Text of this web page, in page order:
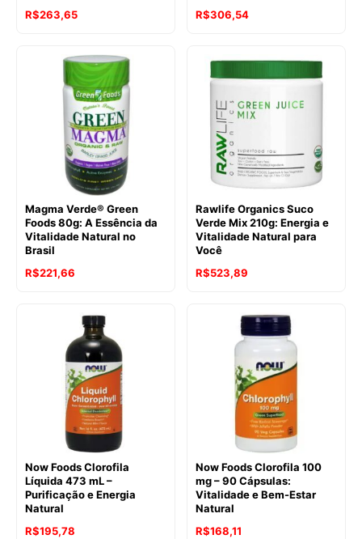
R$263,65
R$306,54
Magma Verde® Green
Foods 80g: A Essência da
Vitalidade Natural no
Brasil
R$221,66
Rawlife Organics Suco
Verde Mix 210g: Energia e
Vitalidade Natural para
Você
R$523,89
Now Foods Clorofila
Líquida 473 mL –
Purificação e Energia
Natural
R$195,78
Now Foods Clorofila 100
mg – 90 Cápsulas:
Vitalidade e Bem-Estar
Natural
R$168,11